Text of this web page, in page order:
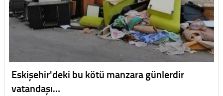
Eskişehir'deki bu kötü manzara günlerdir
vatandaşı…